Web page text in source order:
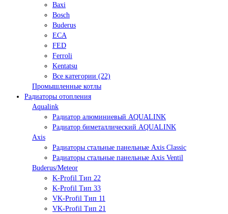
Baxi
Bosch
Buderus
ECA
FED
Ferroli
Kentatsu
Все категории (22)
Промышленные котлы
Радиаторы отопления
Aqualink
Радиатор алюминиевый AQUALINK
Радиатор биметаллический AQUALINK
Axis
Радиаторы стальные панельные Axis Classic
Радиаторы стальные панельные Axis Ventil
Buderus/Meteor
K-Profil Тип 22
K-Profil Тип 33
VK-Profil Тип 11
VK-Profil Тип 21